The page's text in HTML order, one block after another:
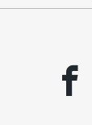
facebook